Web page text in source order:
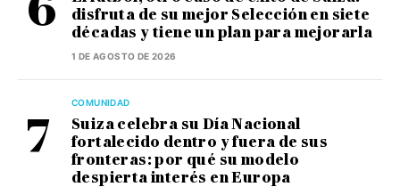
disfruta de su mejor Selección en siete
décadas y tiene un plan para mejorarla
1 DE AGOSTO DE 2026
COMUNIDAD
Suiza celebra su Día Nacional
fortalecido dentro y fuera de sus
fronteras: por qué su modelo
despierta interés en Europa